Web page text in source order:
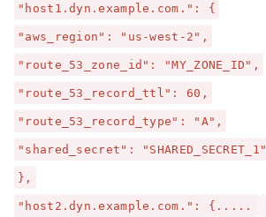
"host1.dyn.example.com.": {
"aws_region": "us-west-2",
"route_53_zone_id": "MY_ZONE_ID",
"route_53_record_ttl": 60,
"route_53_record_type": "A",
"shared_secret": "SHARED_SECRET_1"
},
"host2.dyn.example.com.": {.....